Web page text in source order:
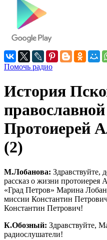
Помочь радио
История
Протоиерей
(2)
М.Лобанова: Здравствуйте,
рассказ о жизни протоиерея
«Град Петров» Марина
миссии Константин
Константин Петрович!
К.Обозный: Здравствуйте,
радиослушатели!